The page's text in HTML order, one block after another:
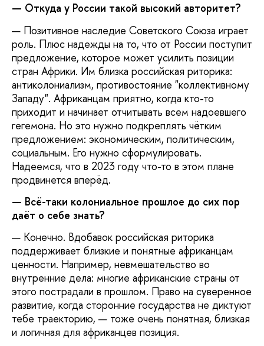
— Откуда у России такой высокий авторитет?
— Позитивное наследие Советского Союза играет
роль. Плюс надежды на то, что от России поступит
предложение, которое может усилить позиции
стран Африки. Им близка российская риторика:
антиколониализм, противостояние "коллективному
Западу". Африканцам приятно, когда кто-то
приходит и начинает отчитывать всем надоевшего
гегемона. Но это нужно подкреплять чётким
предложением: экономическим, политическим,
социальным. Его нужно сформулировать.
Надеемся, что в 2023 году что-то в этом плане
продвинется вперёд.
— Всё-таки колониальное прошлое до сих пор
даёт о себе знать?
— Конечно. Вдобавок российская риторика
поддерживает близкие и понятные африканцам
ценности. Например, невмешательство во
внутренние дела: многие африканские страны от
этого пострадали в прошлом. Право на суверенное
развитие, когда сторонние государства не диктуют
тебе траекторию, — тоже очень понятная, близкая
и логичная для африканцев позиция.